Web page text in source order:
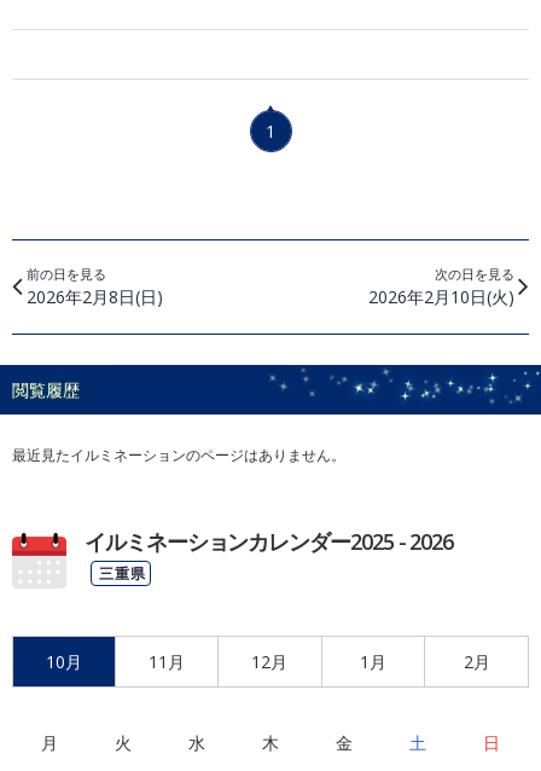
1
前の日を見る
2026年2月8日(日)
次の日を見る
2026年2月10日(火)
閲覧履歴
最近見たイルミネーションのページはありません。
イルミネーションカレンダー2025 - 2026
三重県
10月 11月 12月 1月 2月
月 火 水 木 金 土 日